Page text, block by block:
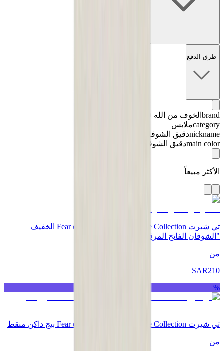
طرق الدفع
brand الخوف من الله × أساسيات
categoryملابس
nicknameدقيق الشوفان
main colorدقيق الشوفان
الأكثر مبيعاً
تي شيرت Fear of God x Essentials Core Collection الخفيف
"الشوفان الفاتح المرقش"
من
SAR210
%
تي شيرت Fear of God x Essentials Core Collection بيج داكن منقط
من